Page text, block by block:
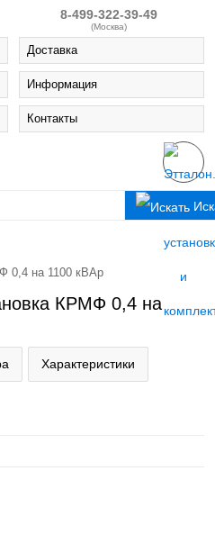
8-499-322-39-49
(Москва)
Доставка
Информация
Контакты
0,4 на 1100 кВАр
КРМФ 0,4 на
Характеристики